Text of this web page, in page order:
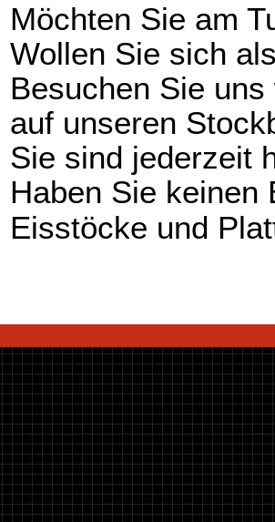
Möchten Sie am
Wollen Sie sich
Besuchen Sie
auf unseren
Sie sind jederzeit
Haben Sie keinen
Eisstöcke und